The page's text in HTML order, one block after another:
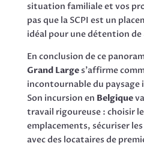
situation familiale et vos
pas que la SCPI est un
idéal pour une détention de
En conclusion de ce
Grand Larges’affirme
incontournable du paysage
Son incursion en Belgique
travail rigoureuse : choisir
emplacements, sécuriser
avec des locataires de